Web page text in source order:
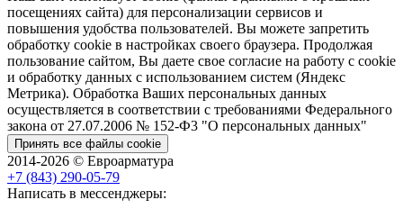
посещениях сайта) для персонализации сервисов и
повышения удобства пользователей. Вы можете запретить
обработку cookie в настройках своего браузера. Продолжая
пользование сайтом, Вы даете свое согласие на работу с cookie
и обработку данных с использованием систем (Яндекс
Метрика). Обработка Ваших персональных данных
осуществляется в соответствии с требованиями Федерального
закона от 27.07.2006 № 152-Ф3 "О персональных данных"
Принять все файлы cookie
2014-2026 © Евроарматура
+7 (843) 290-05-79
Написать в мессенджеры: